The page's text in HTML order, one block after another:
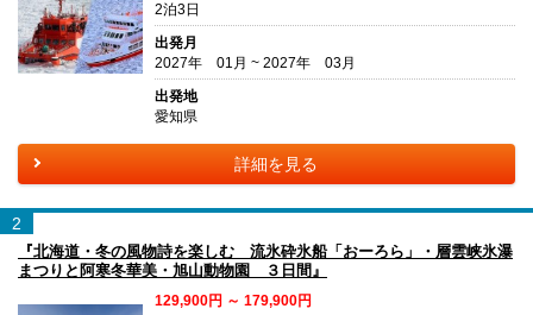
2泊3日
出発月
2027年 01月 ~ 2027年 03月
出発地
愛知県
詳細を見る
2
『北海道・冬の風物詩を楽しむ 流氷砕氷船「おーろら」・層雲峡氷瀑
まつりと阿寒冬華美・旭山動物園 ３日間』
129,900円 ～ 179,900円